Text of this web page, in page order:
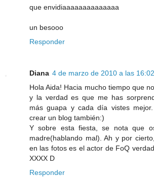
que envidiaaaaaaaaaaaaaa
un besooo
Responder
Diana 4 de marzo de 2010 a las 16:02
Hola Aida! Hacia mucho tiempo que
y la verdad es que me has
más guapa y cada día vistes
crear un blog también:)
Y sobre esta fiesta, se nota que
madre(hablando mal). Ah y por
en las fotos es el actor de FoQ
XXXX D
Responder